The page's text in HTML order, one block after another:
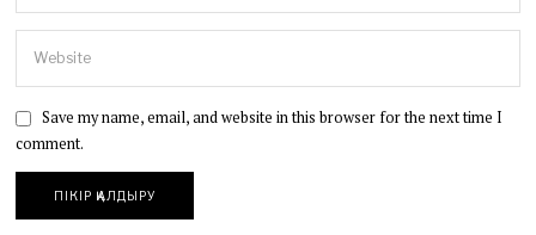
Save my name, email, and website in this browser for the next time I
comment.